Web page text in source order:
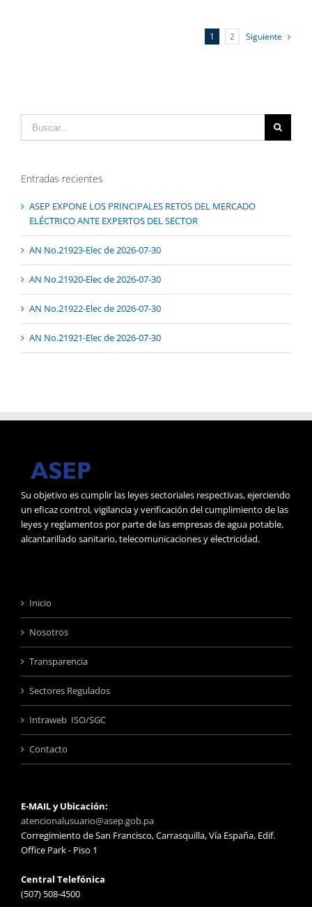
1 2 Siguiente
Entradas recientes
ASEP EXPONE LOS PRINCIPALES RETOS DEL MERCADO
ELÉCTRICO ANTE EXPERTOS DEL SECTOR
AN No.21923-Elec de 2026-07-30
AN No.21920-Elec de 2026-07-30
AN No.21922-Elec de 2026-07-30
AN No.21921-Elec de 2026-07-30
Su objetivo es cumplir las leyes sectoriales respectivas, ejerciendo
un eficaz control, vigilancia y verificación del cumplimiento de las
leyes y reglamentos por parte de las empresas de agua potable,
alcantarillado sanitario, telecomunicaciones y electricidad.
Inicio
Nosotros
Transparencia
Sectores Regulados
Intraweb ISO/SGC
Contacto
E-MAIL y Ubicación:
atencionalusuario@asep.gob.pa
Corregimiento de San Francisco, Carrasquilla, Vía España, Edif.
Office Park - Piso 1
Central Telefónica
(507) 508-4500